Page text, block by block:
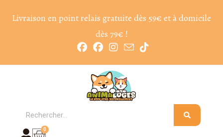
Livraison en point relais gratuite dès 59€ et à domicile
dès 79€ !
0